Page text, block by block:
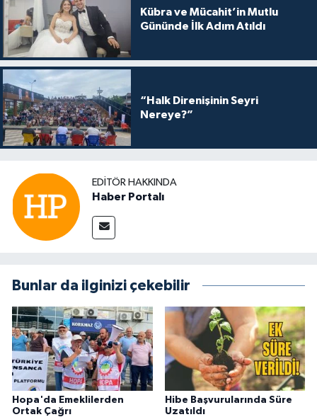
Kübra ve Mücahit’in Mutlu
Gününde İlk Adım Atıldı
“Halk Direnişinin Seyri
Nereye?”
EDITÖR HAKKINDA
Haber Portalı
Bunlar da ilginizi çekebilir
Hopa'da Emeklilerden
Ortak Çağrı
Hibe Başvurularında Süre
Uzatıldı